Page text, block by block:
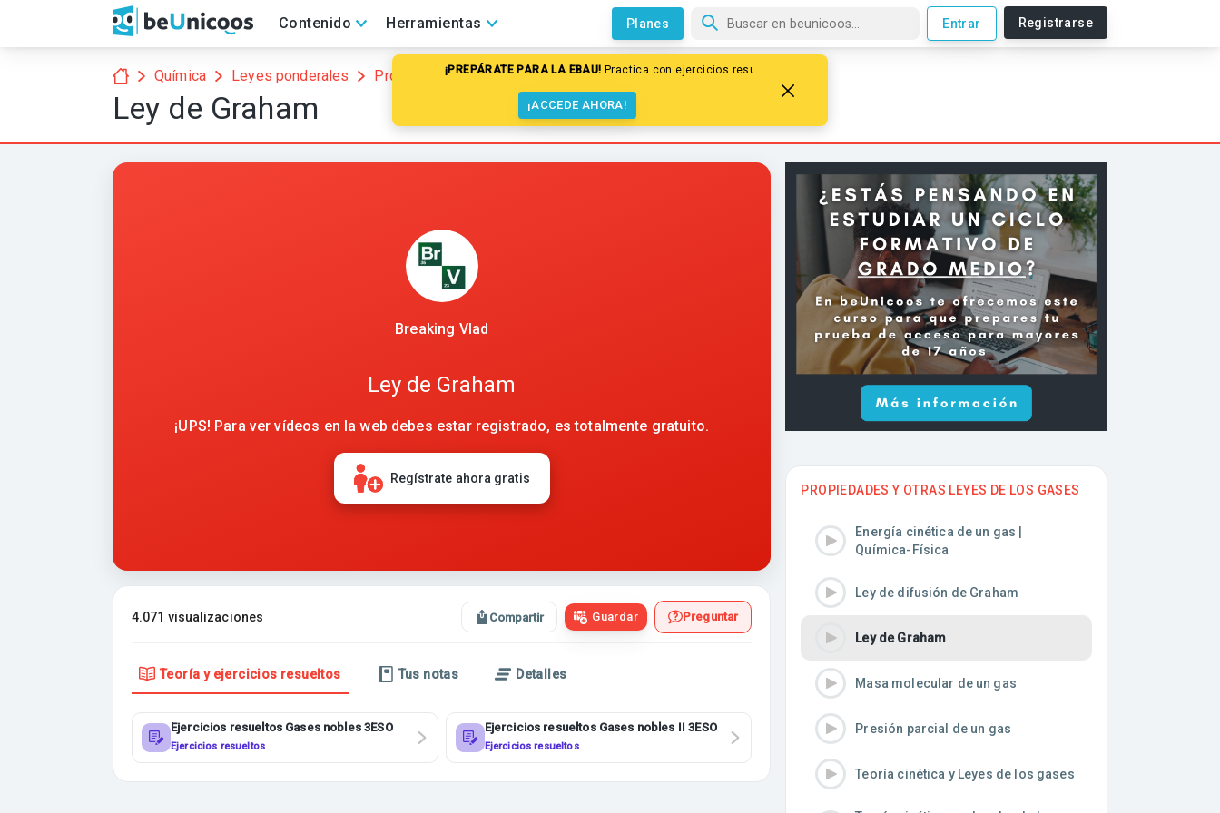
Contenido Herramientas Planes Entrar Registrarse
¡PREPÁRATE PARA LA EBAU!Practica con ejercicios resueltos paso a paso de Matemáticas, Física y Química
¡ACCEDE AHORA!
Química Leyes ponderales Propiedades y otras leyes de los gases
Ley de Graham
Breaking Vlad
Ley de Graham
¡UPS! Para ver vídeos en la web debes estar registrado, es totalmente gratuito.
Regístrate ahora gratis
4.071 visualizaciones Compartir Guardar Preguntar
Teoría y ejercicios resueltos Tus notas Detalles
Ejercicios resueltos Gases nobles 3ESO
Ejercicios resueltos
Ejercicios resueltos Gases nobles II 3ESO
Ejercicios resueltos
PROPIEDADES Y OTRAS LEYES DE LOS GASES
Energía cinética de un gas |
Química-Física
Ley de difusión de Graham
Ley de Graham
Masa molecular de un gas
Presión parcial de un gas
Teoría cinética y Leyes de los gases